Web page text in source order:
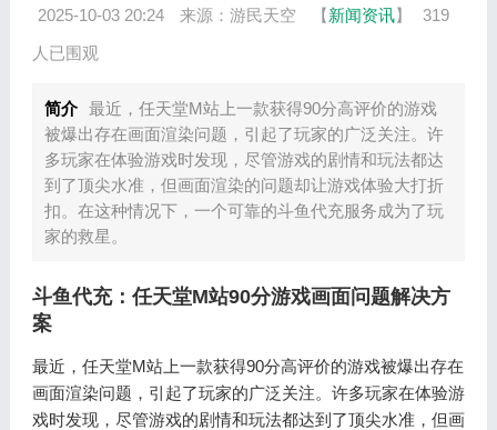
2025-10-03 20:24 来源：游民天空 【新闻资讯】
319
人已围观
简介 最近，任天堂M站上一款获得90分高评价的游戏
被爆出存在画面渲染问题，引起了玩家的广泛关注。许
多玩家在体验游戏时发现，尽管游戏的剧情和玩法都达
到了顶尖水准，但画面渲染的问题却让游戏体验大打折
扣。在这种情况下，一个可靠的斗鱼代充服务成为了玩
家的救星。
斗鱼代充：任天堂M站90分游戏画面问题解决方
案
最近，任天堂M站上一款获得90分高评价的游戏被爆出存在
画面渲染问题，引起了玩家的广泛关注。许多玩家在体验游
戏时发现，尽管游戏的剧情和玩法都达到了顶尖水准，但画